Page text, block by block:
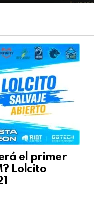
el primer
Lolcito